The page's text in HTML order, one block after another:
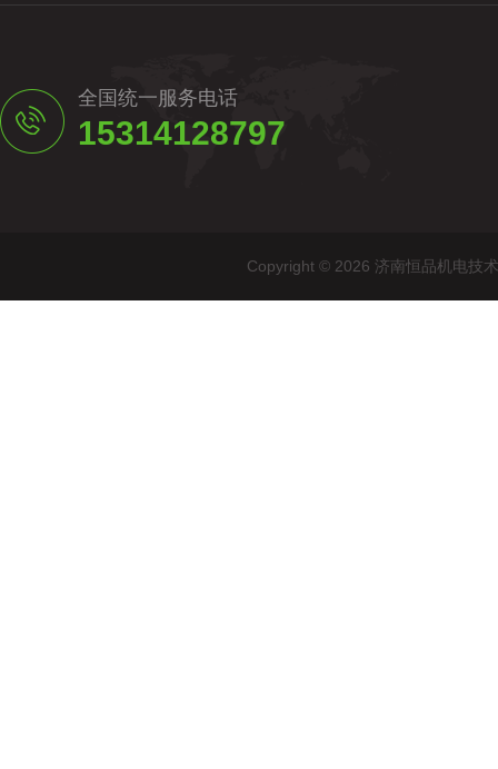
全国统一服务电话
15314128797
Copyright © 2026 济南恒品机电技